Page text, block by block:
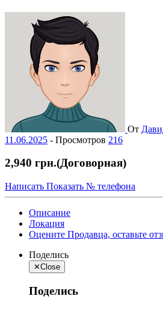
От
11.06.2025 - Просмотров 216
2,940 грн.(Договорная)
Написать Показать № телефона
Описание
Локация
Оцените Продавца, оставьте
Поделись
✕Close
Поделись